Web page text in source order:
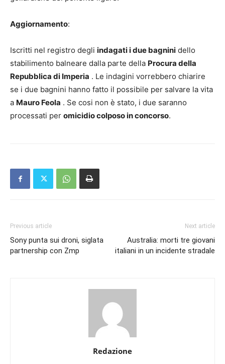
Aggiornamento:
Iscritti nel registro degli indagati i due bagnini dello
stabilimento balneare dalla parte della Procura della
Repubblica di Imperia . Le indagini vorrebbero chiarire
se i due bagnini hanno fatto il possibile per salvare la vita
a Mauro Feola . Se cosi non è stato, i due saranno
processati per omicidio colposo in concorso.
Previous article
Sony punta sui droni, siglata
partnership con Zmp
Next article
Australia: morti tre giovani
italiani in un incidente stradale
Redazione